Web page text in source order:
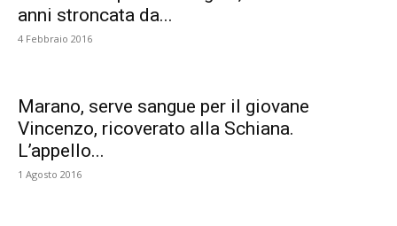
anni stroncata da...
4 Febbraio 2016
Marano, serve sangue per il giovane
Vincenzo, ricoverato alla Schiana.
L’appello...
1 Agosto 2016